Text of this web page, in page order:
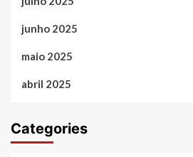
junho 2025
maio 2025
abril 2025
Categories